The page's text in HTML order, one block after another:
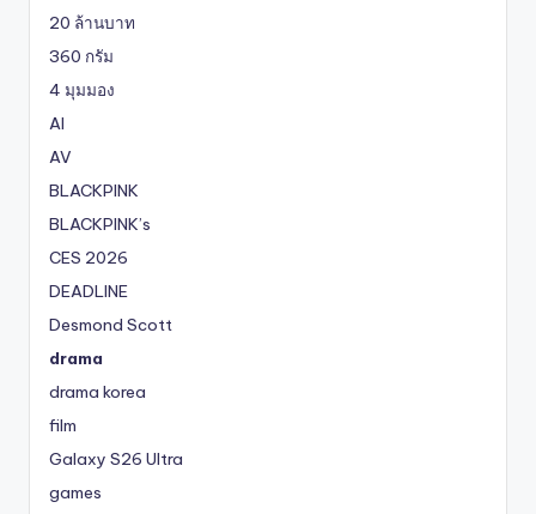
20 ล้านบาท
360 กรัม
4 มุมมอง
AI
AV
BLACKPINK
BLACKPINK’s
CES 2026
DEADLINE
Desmond Scott
drama
drama korea
film
Galaxy S26 Ultra
games